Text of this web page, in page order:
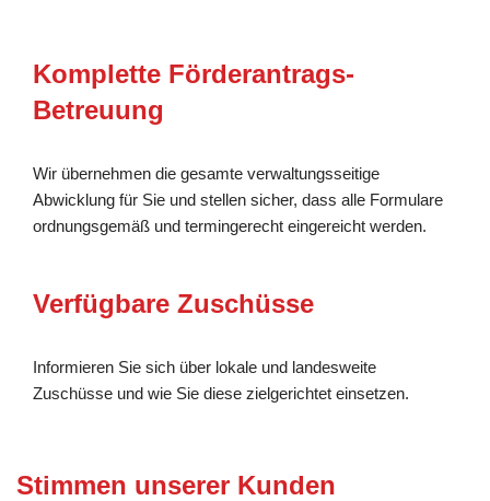
Komplette Förderantrags-
Betreuung
Wir übernehmen die gesamte verwaltungsseitige
Abwicklung für Sie und stellen sicher, dass alle Formulare
ordnungsgemäß und termingerecht eingereicht werden.
Verfügbare Zuschüsse
Informieren Sie sich über lokale und landesweite
Zuschüsse und wie Sie diese zielgerichtet einsetzen.
Stimmen unserer Kunden